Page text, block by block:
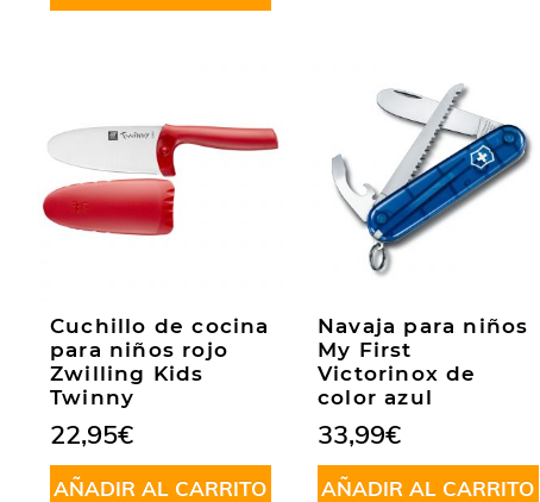
Cuchillo de cocina
para niños rojo
Zwilling Kids
Twinny
22,95€
AÑADIR AL CARRITO
Navaja para niños
My First
Victorinox de
color azul
33,99€
AÑADIR AL CARRITO